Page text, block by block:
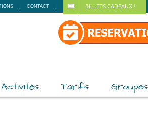
CONTACT BILLETS CADEAUX !
Tarifs Groupes